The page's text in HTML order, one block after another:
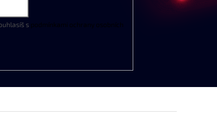
s podmínkami ochrany osobních